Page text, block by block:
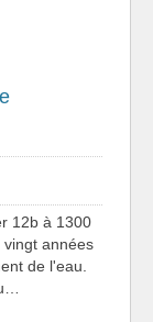
12b à 1300
années
de l'eau.